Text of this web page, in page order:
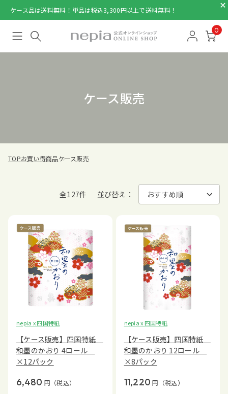
ケース品は送料無料！単品は税込3,300円以上で送料無料！
0
ケース販売
TOPお買い得商品ケース販売
全127件 並び替え：
nepia x 四国特紙
【ケース販売】四国特紙
和墨のかおり 4ロール
×12パック
6,480 円 （税込）
nepia x 四国特紙
【ケース販売】四国特紙
和墨のかおり 12ロール
×8パック
11,220 円 （税込）